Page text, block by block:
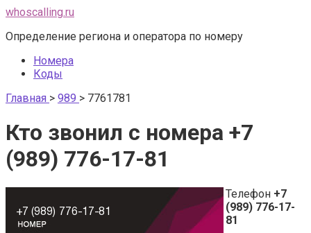
Перейти
контенту
whoscalling.ru
Определение региона и оператора по номеру
Номера
Коды
Главная > 989 > 7761781
Кто звонил с номера +7
(989) 776-17-81
Телефон +7
(989) 776-17-
81